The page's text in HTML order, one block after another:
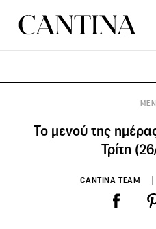
Το μενού της
Τρίτη
CANTINA TEAM